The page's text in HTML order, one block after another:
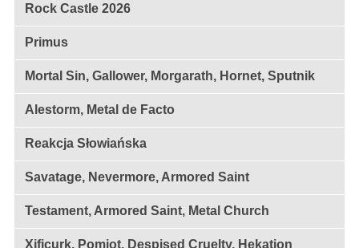
Rock Castle 2026
Primus
Mortal Sin, Gallower, Morgarath, Hornet, Sputnik
Alestorm, Metal de Facto
Reakcja Słowiańska
Savatage, Nevermore, Armored Saint
Testament, Armored Saint, Metal Church
Xificurk, Pomiot, Despised Cruelty, Hekation